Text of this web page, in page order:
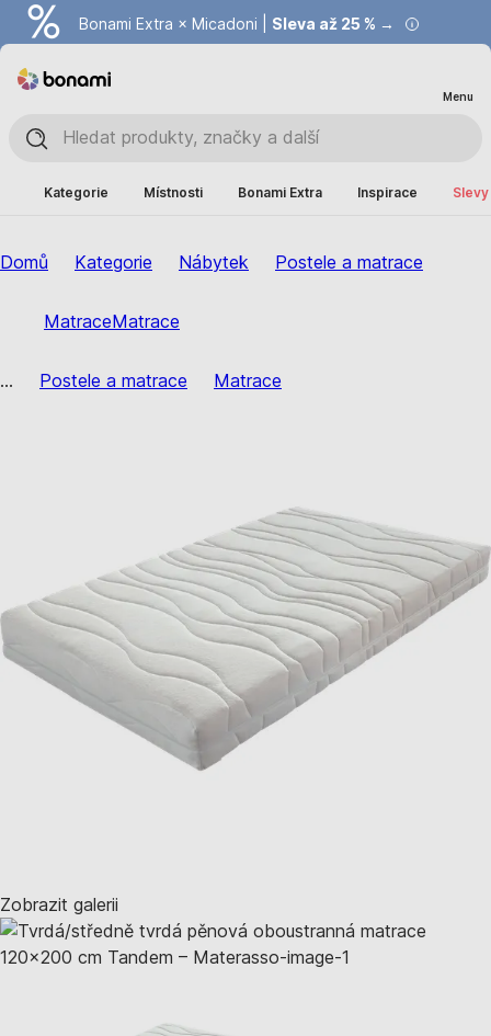
Bonami Extra × Micadoni | Sleva až 25 % →
Summer Sale | Ušetřete až 40 % →
Menu
Kategorie Místnosti Bonami Extra Inspirace
Domů Kategorie Nábytek Postele a matrace
MatraceMatrace
... Postele a matrace Matrace
Zobrazit galerii